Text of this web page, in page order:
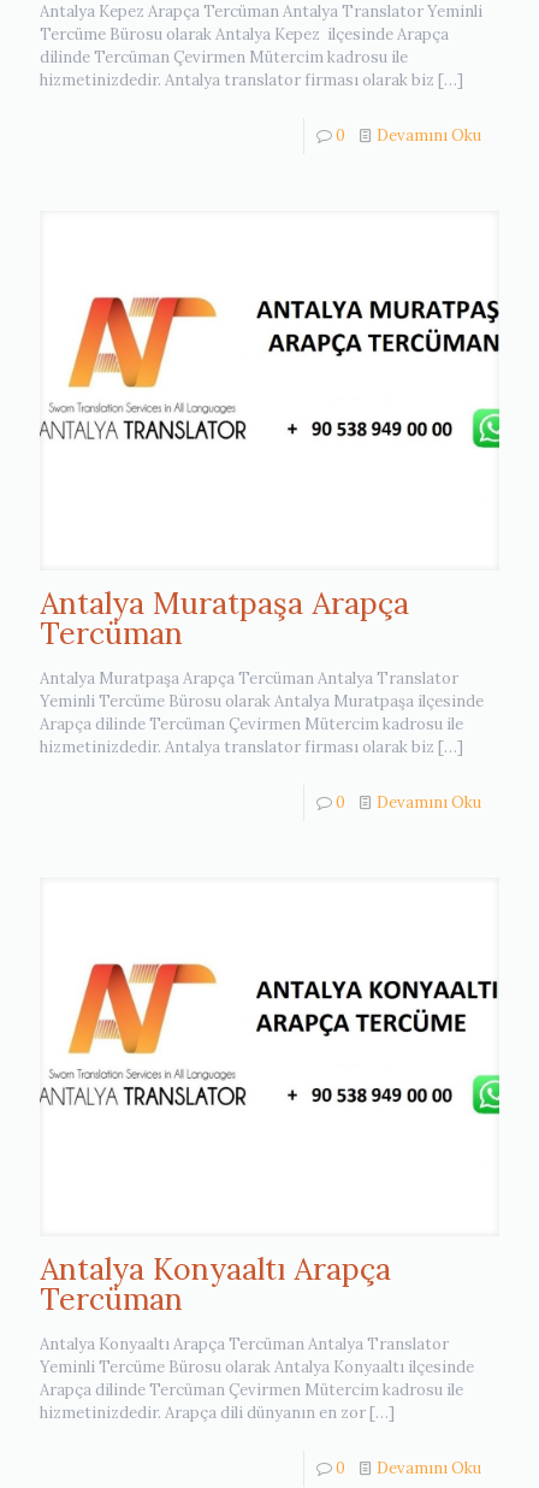
Antalya Kepez Arapça Tercüman Antalya Translator Yeminli
Tercüme Bürosu olarak Antalya Kepez ilçesinde Arapça
dilinde Tercüman Çevirmen Mütercim kadrosu ile
hizmetinizdedir. Antalya translator firması olarak biz […]
0 Devamını Oku
Antalya Muratpaşa Arapça
Tercüman
Antalya Muratpaşa Arapça Tercüman Antalya Translator
Yeminli Tercüme Bürosu olarak Antalya Muratpaşa ilçesinde
Arapça dilinde Tercüman Çevirmen Mütercim kadrosu ile
hizmetinizdedir. Antalya translator firması olarak biz […]
0 Devamını Oku
Antalya Konyaaltı Arapça
Tercüman
Antalya Konyaaltı Arapça Tercüman Antalya Translator
Yeminli Tercüme Bürosu olarak Antalya Konyaaltı ilçesinde
Arapça dilinde Tercüman Çevirmen Mütercim kadrosu ile
hizmetinizdedir. Arapça dili dünyanın en zor […]
0 Devamını Oku